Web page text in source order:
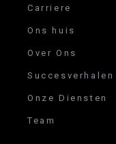
Carriere
Ons huis
Over Ons
Succesverhalen
Onze Diensten
Team